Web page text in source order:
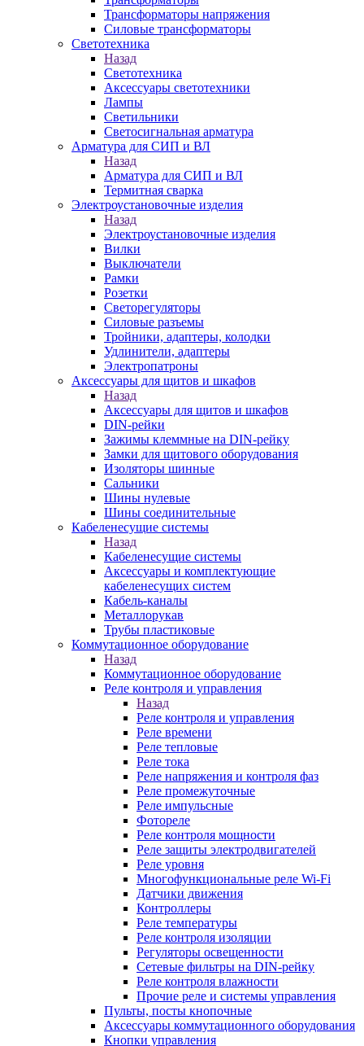
Трансформаторы напряжения
Силовые трансформаторы
Светотехника
Назад
Светотехника
Аксессуары светотехники
Лампы
Светильники
Светосигнальная арматура
Арматура для СИП и ВЛ
Назад
Арматура для СИП и ВЛ
Термитная сварка
Электроустановочные изделия
Назад
Электроустановочные изделия
Вилки
Выключатели
Рамки
Розетки
Светорегуляторы
Силовые разъемы
Тройники, адаптеры, колодки
Удлинители, адаптеры
Электропатроны
Аксессуары для щитов и шкафов
Назад
Аксессуары для щитов и шкафов
DIN-рейки
Зажимы клеммные на DIN-рейку
Замки для щитового оборудования
Изоляторы шинные
Сальники
Шины нулевые
Шины соединительные
Кабеленесущие системы
Назад
Кабеленесущие системы
Аксессуары и комплектующие
кабеленесущих систем
Кабель-каналы
Металлорукав
Трубы пластиковые
Коммутационное оборудование
Назад
Коммутационное оборудование
Реле контроля и управления
Назад
Реле контроля и управления
Реле времени
Реле тепловые
Реле тока
Реле напряжения и контроля фаз
Реле промежуточные
Реле импульсные
Фотореле
Реле контроля мощности
Реле защиты электродвигателей
Реле уровня
Многофункциональные реле Wi-Fi
Датчики движения
Контроллеры
Реле температуры
Реле контроля изоляции
Регуляторы освещенности
Сетевые фильтры на DIN-рейку
Реле контроля влажности
Прочие реле и системы управления
Пульты, посты кнопочные
Аксессуары коммутационного оборудования
Кнопки управления